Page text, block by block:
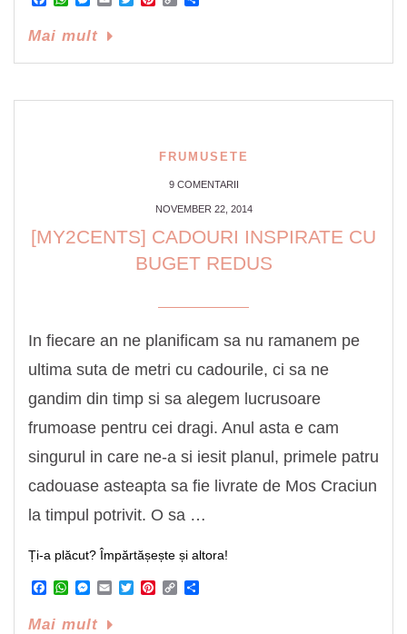
Mai mult
FRUMUSETE
9 COMENTARII
NOVEMBER 22, 2014
[MY2CENTS] CADOURI INSPIRATE CU
BUGET REDUS
In fiecare an ne planificam sa nu ramanem pe
ultima suta de metri cu cadourile, ci sa ne
gandim din timp si sa alegem lucrusoare
frumoase pentru cei dragi. Anul asta e cam
singurul in care ne-a si iesit planul, primele patru
cadouase asteapta sa fie livrate de Mos Craciun
la timpul potrivit. O sa …
Ți-a plăcut? Împărtășește și altora!
Facebook
WhatsApp
Messenger
EmailTwitterPinterest
Copy
Mai mult